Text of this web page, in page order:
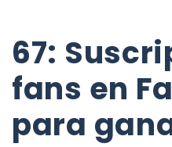
67:
fans en
para